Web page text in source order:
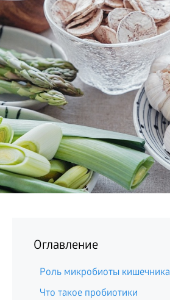
Оглавление
Роль микробиоты кишечника
Что такое пробиотики